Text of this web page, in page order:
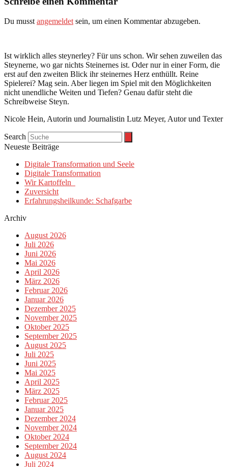
Du musst angemeldet sein, um einen Kommentar abzugeben.
Ist wirklich alles steynerley? Für uns schon. Wir sehen zuweilen das
Steynerne, wo gar nichts Steinernes ist. Oder nur in einer Form, die
erst auf den zweiten Blick ihr steinernes Herz enthüllt. Reine
Spielerei? Mag sein. Aber liegen im Spiel mit den Möglichkeiten
nicht unendliche Weiten und Tiefen? Genau dafür steht die
Schreibweise Steyn.
Nicole Hein, Autorin und Journalistin Lutz Meyer, Autor und Texter
Search
Neueste Beiträge
Digitale Transformation und Seele
Digitale Transformation
Wir Kartoffeln
Zuversicht
Erfahrungsheilkunde: Schafgarbe
Archiv
August 2026
Juli 2026
Juni 2026
Mai 2026
April 2026
März 2026
Februar 2026
Januar 2026
Dezember 2025
November 2025
Oktober 2025
September 2025
August 2025
Juli 2025
Juni 2025
Mai 2025
April 2025
März 2025
Februar 2025
Januar 2025
Dezember 2024
November 2024
Oktober 2024
September 2024
August 2024
Juli 2024